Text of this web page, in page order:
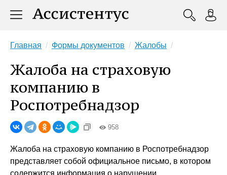
Главная Формы документов Жалобы
Жалоба на страховую
компанию в
Роспотребнадзор
958
Жалоба на страховую компанию в Роспотребнадзор
представляет собой официальное письмо, в котором
содержится информация о нарушении